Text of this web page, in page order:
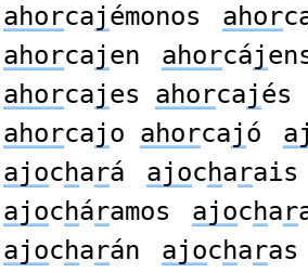
ahorcajémonos ahor
ahorcajen ahorcáj
ahorcajes ahorcajés
ahorcajo ahorcajó
ajochará ajocharais
ajocháramos ajochar
ajocharán ajocharas